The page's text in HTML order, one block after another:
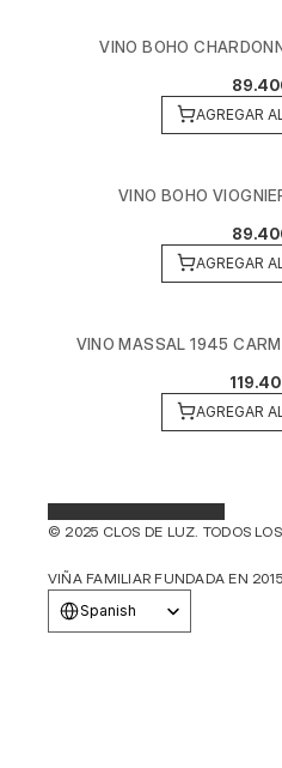
VINO BOHO
AGREGAR
VINO BOHO
AGREGAR
VINO MASSAL 1945
AGREGAR
© 2025 CLOS DE LUZ. TODOS LOS
VIÑA FAMILIAR FUNDADA EN
Spanish